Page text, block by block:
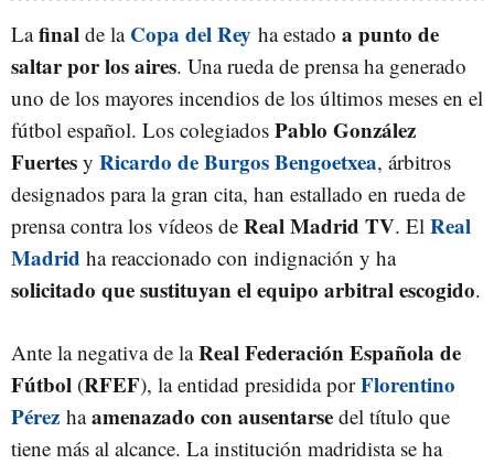
Lafinal de la Copa del Rey ha estado a punto de
saltar por los aires. Una rueda de prensa ha generado
uno de los mayores incendios de los últimos meses en el
fútbol español. Los colegiados Pablo González
Fuertes y Ricardo de Burgos Bengoetxea, árbitros
designados para la gran cita, han estallado en rueda de
prensa contra los vídeos de Real Madrid TV. El Real
Madrid ha reaccionado con indignación y ha
solicitado que sustituyan el equipo arbitral escogido.
Ante la negativa de laReal Federación Española de
Fútbol (RFEF), la entidad presidida porFlorentino
Pérez haamenazado con ausentarse del título que
tiene más al alcance. La institución madridista se ha